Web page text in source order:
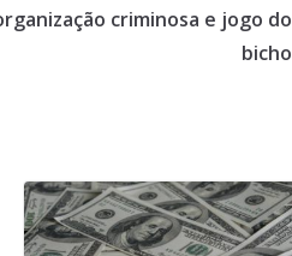
criminosa e jogo do
bicho